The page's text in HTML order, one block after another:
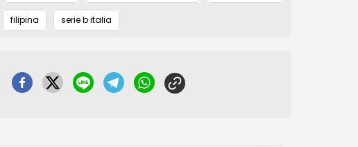
filipina serie b italia